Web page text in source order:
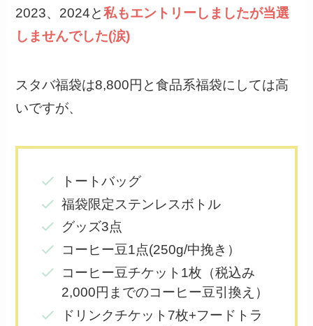
2023、2024と私もエントリーしましたが当選
しませんでした(涙)
スタバ福袋は8,800円と食品系福袋にしては高
いですが、
トートバッグ
福袋限定ステンレスボトル
グッズ3点
コーヒー豆1点(250g/中挽き）
コーヒー豆チケット1枚（税込み
2,000円までのコーヒー豆引換え）
ドリンクチケット7枚+フードトラ